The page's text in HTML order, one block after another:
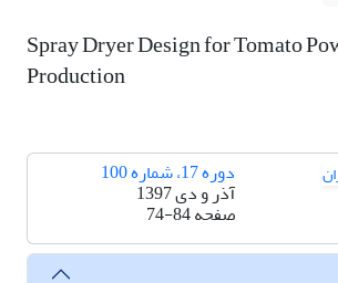
Spray Dryer Design for Tomato
Production
دوره 17، شماره 100
آذر و دی 1397
صفحه74-84